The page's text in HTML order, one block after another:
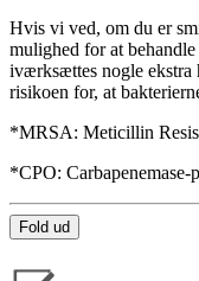
Hvis vi ved, om du er
mulighed for at
iværksættes nogle ekstra
risikoen for, at
*MRSA: Meticillin
*CPO: Carbapenemase-
Fold ud